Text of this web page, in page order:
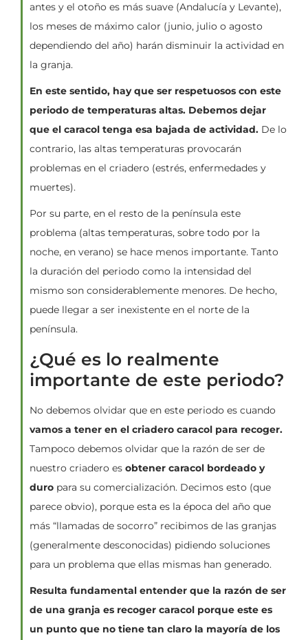
antes y el otoño es más suave (Andalucía y Levante),
los meses de máximo calor (junio, julio o agosto
dependiendo del año) harán disminuir la actividad en
la granja.
En este sentido, hay que ser respetuosos con este
periodo de temperaturas altas. Debemos dejar
que el caracol tenga esa bajada de actividad. De lo
contrario, las altas temperaturas provocarán
problemas en el criadero (estrés, enfermedades y
muertes).
Por su parte, en el resto de la península este
problema (altas temperaturas, sobre todo por la
noche, en verano) se hace menos importante. Tanto
la duración del periodo como la intensidad del
mismo son considerablemente menores. De hecho,
puede llegar a ser inexistente en el norte de la
península.
¿Qué es lo realmente
importante de este periodo?
No debemos olvidar que en este periodo es cuando
vamos a tener en el criadero caracol para recoger.
Tampoco debemos olvidar que la razón de ser de
nuestro criadero es obtener caracol bordeado y
duro para su comercialización. Decimos esto (que
parece obvio), porque esta es la época del año que
más “llamadas de socorro” recibimos de las granjas
(generalmente desconocidas) pidiendo soluciones
para un problema que ellas mismas han generado.
Resulta fundamental entender que la razón de ser
de una granja es recoger caracol porque este es
un punto que no tiene tan claro la mayoría de los